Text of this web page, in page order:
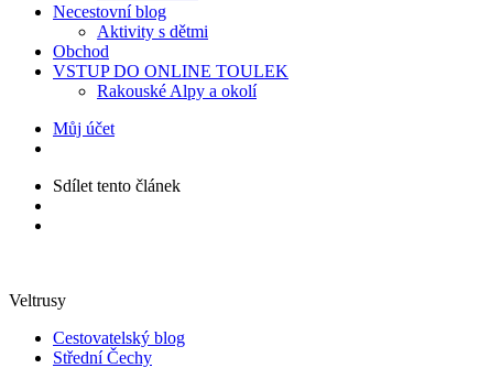
Necestovní blog
Aktivity s dětmi
Obchod
VSTUP DO ONLINE TOULEK
Rakouské Alpy a okolí
Můj účet
Sdílet tento článek
Veltrusy
KategorieCestovatelský blog
Střední Čechy